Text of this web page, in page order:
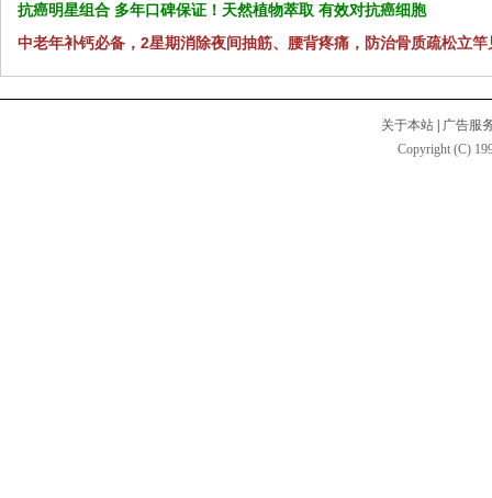
抗癌明星组合 多年口碑保证！天然植物萃取 有效对抗癌细胞
中老年补钙必备，2星期消除夜间抽筋、腰背疼痛，防治骨质疏松立竿
关于本站
广告服
Copyright (C)